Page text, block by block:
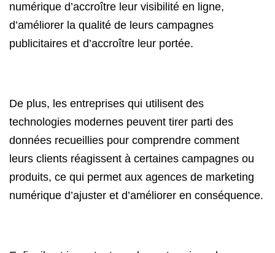
numérique d’accroître leur visibilité en ligne,
d’améliorer la qualité de leurs campagnes
publicitaires et d’accroître leur portée.
De plus, les entreprises qui utilisent des
technologies modernes peuvent tirer parti des
données recueillies pour comprendre comment
leurs clients réagissent à certaines campagnes ou
produits, ce qui permet aux agences de marketing
numérique d’ajuster et d’améliorer en conséquence.